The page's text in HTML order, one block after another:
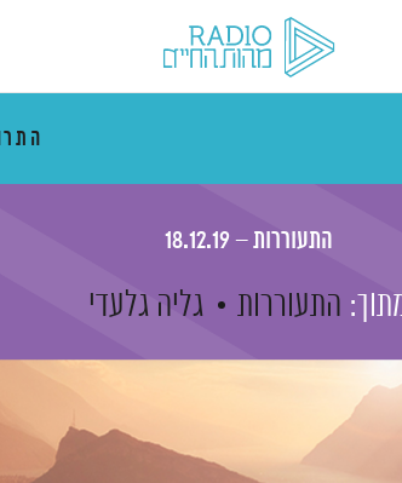
התעוררות – 18.12.19
התעוררות גליה גלעדי